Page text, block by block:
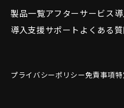
製品一覧アフターサービス
導入支援サポート よくある
プライバシーポリシー免責事項